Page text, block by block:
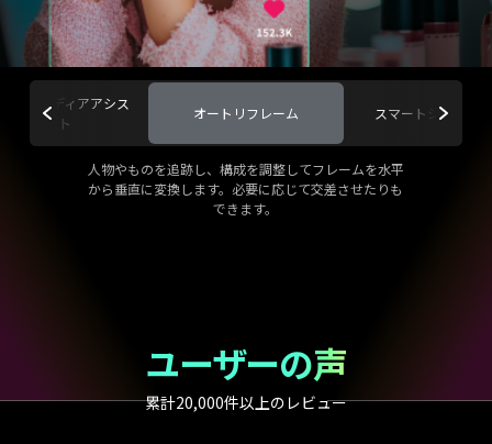
ャルメディアアシス
タント
オートリフレーム スマートシーンカ
人物やものを追跡し、構成を調整してフレームを水平
から垂直に変換します。必要に応じて交差させたりも
できます。
ユーザーの声
累計20,000件以上のレビュー